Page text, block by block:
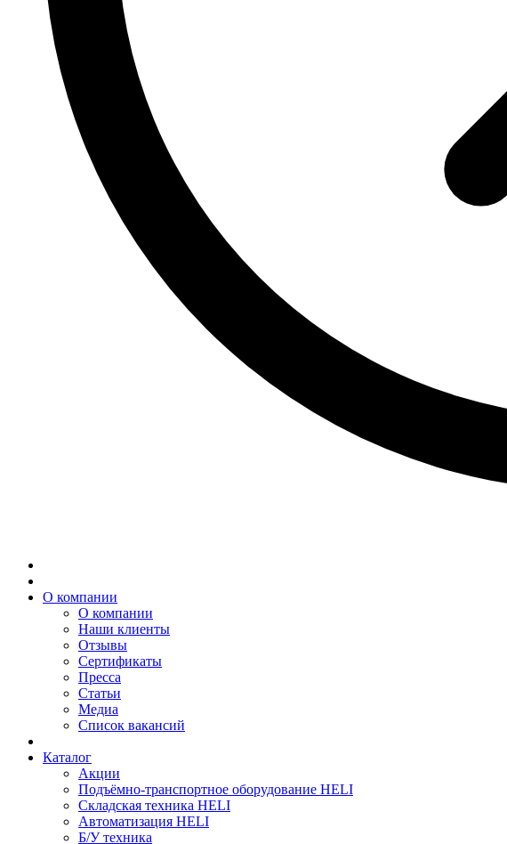
О компании
О компании
Наши клиенты
Отзывы
Сертификаты
Пресса
Статьи
Медиа
Список вакансий
Каталог
Акции
Подъёмно-транспортное оборудование HELI
Складская техника HELI
Автоматизация HELI
Б/У техника